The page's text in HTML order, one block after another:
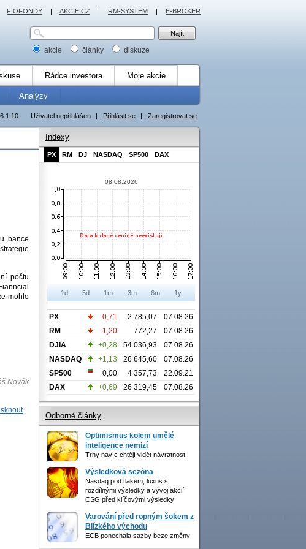
akcie články diskuze
Rádce investora Moje akcie
Analýzy
Uživatel nepřihlášen | Přihlásit se | Zaregistrovat se
1:10
bance
počtu
mohlo
Novák
Indexy
PX RM DJ NASDAQ SP500 DAX
08.08.2026
1d 5d 1m 3m 6m 1y
PX -0,71 2 785,07
07.08.26
RM
-1,20 772,27
07.08.26
DJIA
+0,28 54 036,93
07.08.26
NASDAQ
+1,13 26 645,60
07.08.26
SP500
0,00 4 357,73
22.09.21
DAX
+0,69 26 319,45 07.08.26
Odborné články
Optimismus kolem umělé
inteligence nemizí
Trhy navíc chtějí vidět návratnost
Výsledková sezóna
Nasdaq pod tlakem, luxus s
rozdílnými výsledky a vývoj akcií
CSG před klíčovými výsledky
Varování před ropným šokem z
Blízkého východu
ECB ponechala sazby beze změny
FIOFONDY | AKCIE.CZ | RM-SYSTÉM | E-BROKER